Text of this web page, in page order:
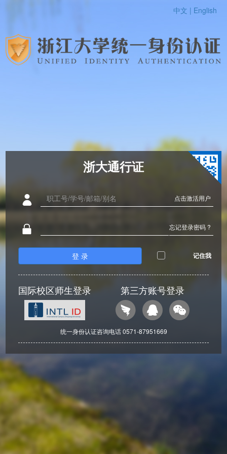
中文 | English
浙大通行证
点击激活用户
忘记登录密码 ?
登 录 记住我
国际校区师生登录 第三方账号登录
统一身份认证咨询电话 0571-87951669